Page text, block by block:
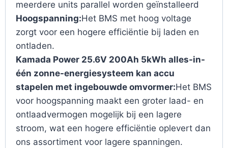
meerdere units parallel worden geïnstalleerd
Hoogspanning:Het BMS met hoog voltage
zorgt voor een hogere efficiëntie bij laden en
ontladen.
Kamada Power 25.6V 200Ah 5kWh alles-in-
één zonne-energiesysteem kan accu
stapelen met ingebouwde omvormer:Het BMS
voor hoogspanning maakt een groter laad- en
ontlaadvermogen mogelijk bij een lagere
stroom, wat een hogere efficiëntie oplevert dan
ons assortiment voor lagere spanningen.